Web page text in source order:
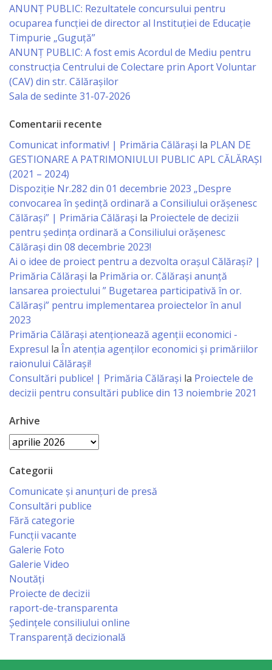
Economist
Primar
Viceprimarii
Relații
cu
Publicul,
Operator
CISC
Organigrama
Regulament
Consiliul
local
Secretarul
Consiliului
Consilieri
Comisii
de
specialitate
Regulamentul
Consiliului
Dispoziții
Proiecte
de
decizii
ANUNȚ PUBLIC: Rezultatele concursului pentru
ocuparea funcției de director al Instituției de Educație
Timpurie „Guguță”
ANUNȚ PUBLIC: A fost emis Acordul de Mediu pentru
construcția Centrului de Colectare prin Aport Voluntar
(CAV) din str. Călărașilor
Sala de sedinte 31-07-2026
Comentarii recente
Comunicat informativ! | Primăria Călărași la PLAN DE
GESTIONARE A PATRIMONIULUI PUBLIC APL CĂLĂRAȘI
(2021 – 2024)
Dispoziție Nr.282 din 01 decembrie 2023 „Despre
convocarea în ședință ordinară a Consiliului orășenesc
Călărași” | Primăria Călărași la Proiectele de decizii
pentru ședința ordinară a Consiliului orășenesc
Călărași din 08 decembrie 2023!
Ai o idee de proiect pentru a dezvolta orașul Călărași? |
Primăria Călărași la Primăria or. Călărași anunță
lansarea proiectului ” Bugetarea participativă în or.
Călărași” pentru implementarea proiectelor în anul
2023
Primăria Călăraşi atenţionează agenţii economici -
Expresul la În atenția agenților economici și primăriilor
raionului Călărași!
Consultări publice! | Primăria Călărași la Proiectele de
decizii pentru consultări publice din 13 noiembrie 2021
Arhive
Arhive
Categorii
Comunicate și anunțuri de presă
Consultări publice
Fără categorie
Funcții vacante
Galerie Foto
Galerie Video
Noutăți
Proiecte de decizii
raport-de-transparenta
Ședințele consiliului online
Transparență decizională